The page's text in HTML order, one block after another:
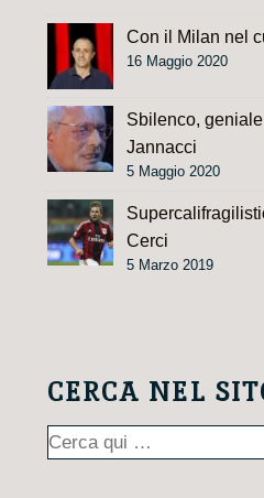
Con il Milan nel
16 Maggio 2020
Sbilenco,
Jannacci
5 Maggio 2020
Cerci
5 Marzo 2019
CERCA NEL
Cerca: